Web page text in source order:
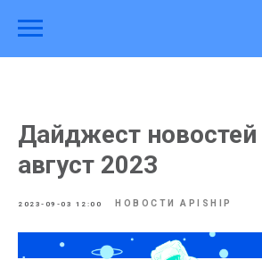
Дайджест
август 2023
2023-09-03 12:00 НОВОСТИ APISHIP